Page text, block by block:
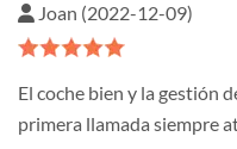
Joan (2022-12-09)
El coche bien y la gestión
primera llamada siempre